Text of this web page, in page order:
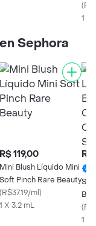
(
1 X
Sephora
R$ 119,00
Mini Blush Líquido Mini
Soft Pinch Rare Beauty
(R$37.19/ml)
1 X 3.2 mL
R$
(
1 x